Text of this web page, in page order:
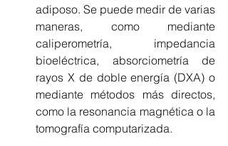
adiposo. Se puede medir de varias
maneras, como mediante
caliperometría, impedancia
bioeléctrica, absorciometría de
rayos X de doble energía (DXA) o
mediante métodos más directos,
como la resonancia magnética o la
tomografía computarizada.